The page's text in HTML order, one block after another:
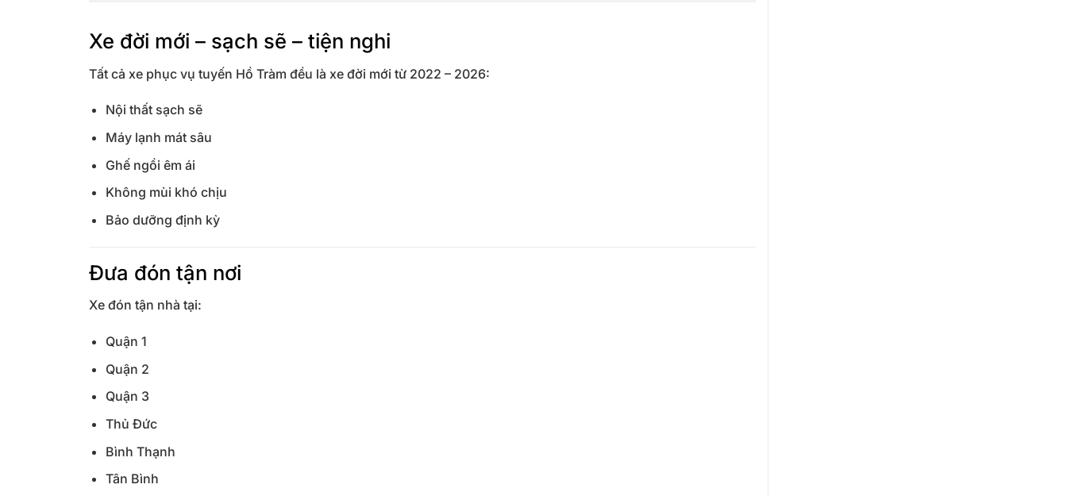
Xe đời mới – sạch sẽ – tiện nghi
Tất cả xe phục vụ tuyến Hồ Tràm đều là xe đời mới từ 2022 – 2026:
Nội thất sạch sẽ
Máy lạnh mát sâu
Ghế ngồi êm ái
Không mùi khó chịu
Bảo dưỡng định kỳ
Đưa đón tận nơi
Xe đón tận nhà tại:
Quận 1
Quận 2
Quận 3
Thủ Đức
Bình Thạnh
Tân Bình